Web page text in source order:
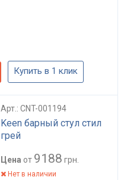
Купить в 1 клик
Арт.: CNT-001194
Keen барный стул стил
грей
Цена от 9188 грн.
Нет в наличии